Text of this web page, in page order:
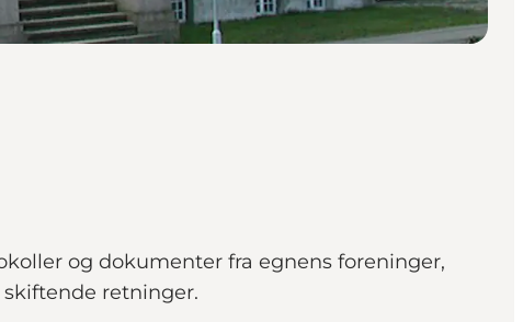
og dokumenter fra egnens foreninger,
retninger.